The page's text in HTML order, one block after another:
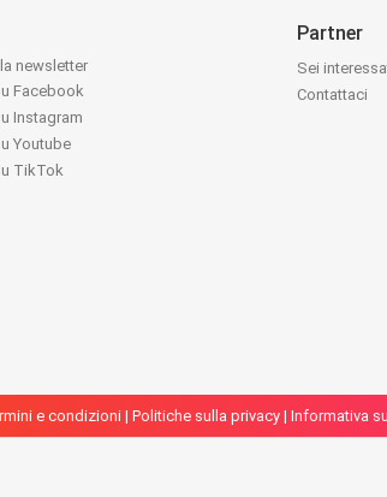
newsletter
Facebook
Instagram
Youtube
TikTok
Partner
Sei
Contattaci
e condizioni| Politiche sulla privacy | Informativa